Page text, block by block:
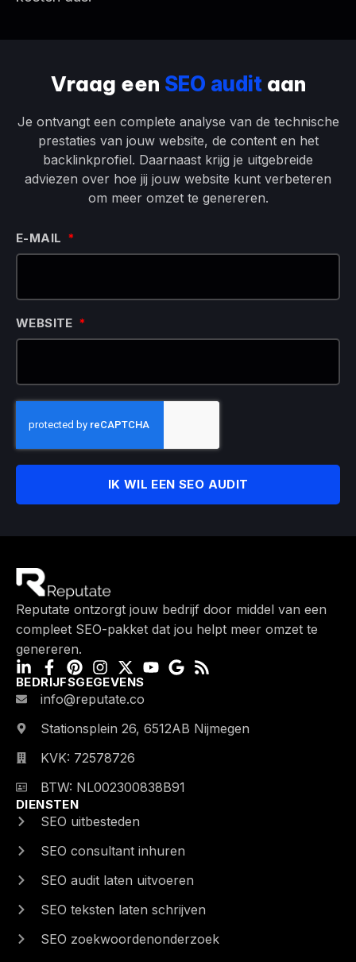
Vraag een SEO audit aan
Je ontvangt een complete analyse van de technische
prestaties van jouw website, de content en het
backlinkprofiel. Daarnaast krijg je uitgebreide
adviezen over hoe jij jouw website kunt verbeteren
om meer omzet te genereren.
E-MAIL
WEBSITE
IK WIL EEN SEO AUDIT
Reputate ontzorgt jouw bedrijf door middel van een
compleet SEO-pakket dat jou helpt meer omzet te
genereren.
L
i
n
e
i
n
-
i
n
F
a
c
b
o
k
-
f
P
i
n
e
e
s
t
I
n
s
a
r
a
m
X
-
t
i
t
e
r
Y
u
G
l
R
BEDRIJFSGEGEVENS
info@reputate.co
Stationsplein 26, 6512AB Nijmegen
KVK: 72578726
BTW: NL002300838B91
DIENSTEN
SEO uitbesteden
SEO consultant inhuren
SEO audit laten uitvoeren
SEO teksten laten schrijven
SEO zoekwoordenonderzoek